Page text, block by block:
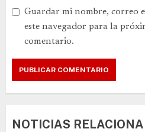
Guardar mi nombre, correo
este navegador para la
comentario.
NOTICIAS